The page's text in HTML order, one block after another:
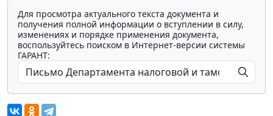
Для просмотра актуального текста документа и
получения полной информации о вступлении в силу,
изменениях и порядке применения документа,
воспользуйтесь поиском в Интернет-версии системы
ГАРАНТ: